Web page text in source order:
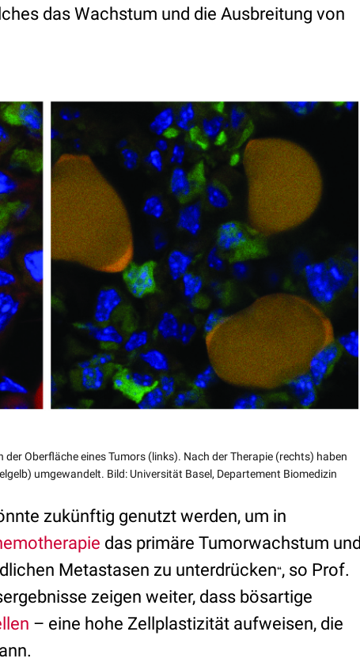
das Wachstum und die Ausbreitung von
Oberfläche eines Tumors (links). Nach der Therapie (rechts) haben
umgewandelt. Bild: Universität Basel, Departement Biomedizin
zukünftig genutzt werden, um in
das primäre Tumorwachstum und
Metastasen zu unterdrücken“, so Prof.
zeigen weiter, dass bösartige
– eine hohe Zellplastizität aufweisen, die